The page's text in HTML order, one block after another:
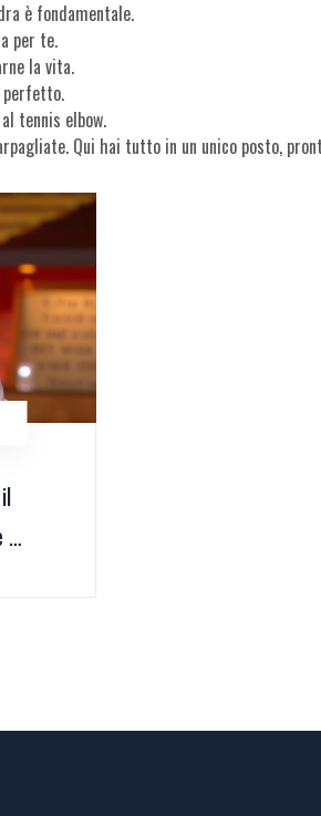
è fondamentale.
per te.
la vita.
perfetto.
tennis elbow.
Qui hai tutto in un unico posto,
e